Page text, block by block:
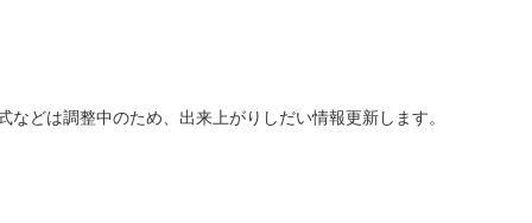
整中のため、出来上がりしだい情報更新します。